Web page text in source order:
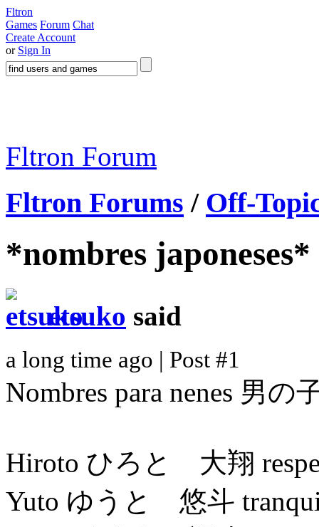
Fltron
Games Forum Chat
Create Account
or Sign In
Fltron Forum
Fltron Forums / Off-
*nombres japoneses*
etsuko said
a long time ago | Post #1
Nombres para nenes 男の
Hiroto ひろと 大翔
Yuto ゆうと 悠斗